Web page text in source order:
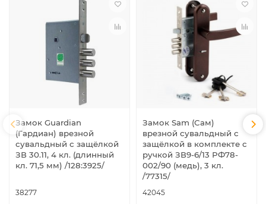
Замок Guardian
(Гардиан) врезной
сувальдный с защёлкой
ЗВ 30.11, 4 кл. (длинный
кл. 71,5 мм) /128:3925/
38277
Замок Sam (Сам)
врезной сувальдный с
защёлкой в комплекте с
ручкой ЗВ9-6/13 РФ78-
002/90 (медь), 3 кл.
/77315/
42045